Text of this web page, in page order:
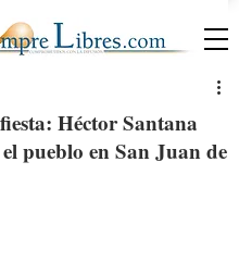
Héctor Santana
pueblo en San Juan de